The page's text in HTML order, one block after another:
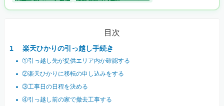
目次
楽天ひかりの引っ越し手続き
①引っ越し先が提供エリア内か確認する
②楽天ひかりに移転の申し込みをする
③工事日の日程を決める
④引っ越し前の家で撤去工事する